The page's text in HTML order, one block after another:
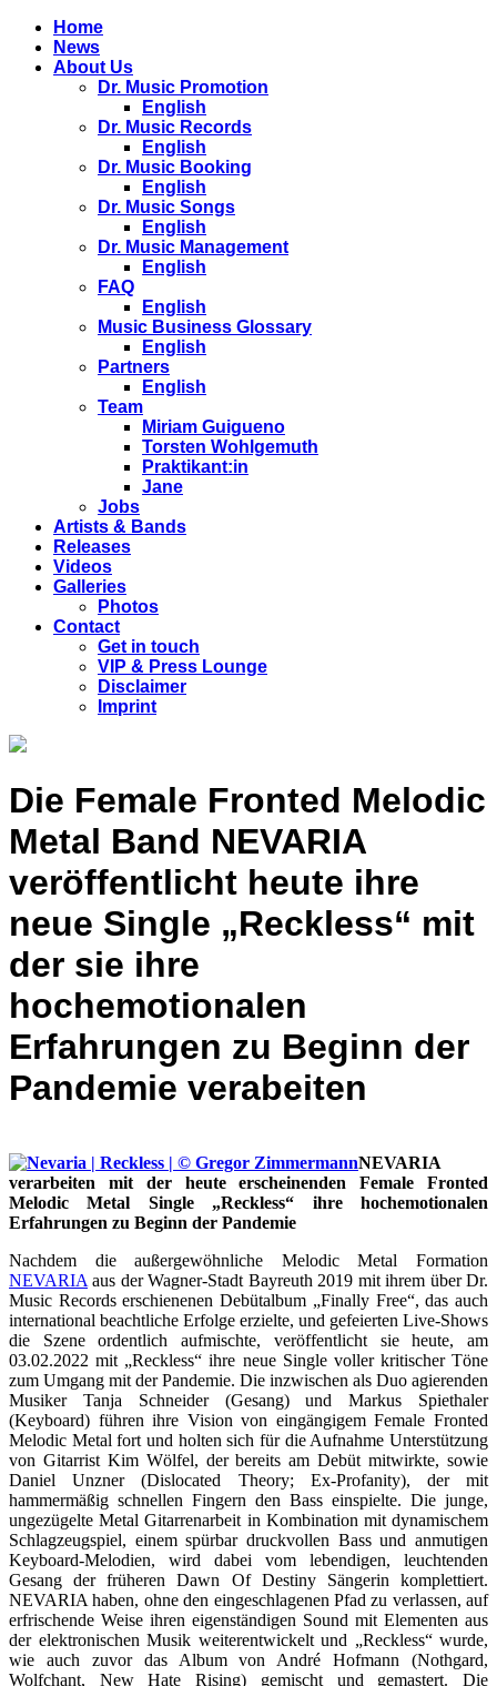
Home
News
About Us
Dr. Music Promotion
English
Dr. Music Records
English
Dr. Music Booking
English
Dr. Music Songs
English
Dr. Music Management
English
FAQ
English
Music Business Glossary
English
Partners
English
Team
Miriam Guigueno
Torsten Wohlgemuth
Praktikant:in
Jane
Jobs
Artists & Bands
Releases
Videos
Galleries
Photos
Contact
Get in touch
VIP & Press Lounge
Disclaimer
Imprint
Die Female Fronted Melodic
Metal Band NEVARIA
veröffentlicht heute ihre
neue Single „Reckless“ mit
der sie ihre
hochemotionalen
Erfahrungen zu Beginn der
Pandemie verabeiten
NEVARIA
verarbeiten mit der heute erscheinenden Female Fronted
Melodic Metal Single „Reckless“ ihre hochemotionalen
Erfahrungen zu Beginn der Pandemie
Nachdem die außergewöhnliche Melodic Metal Formation
NEVARIAaus der Wagner-Stadt Bayreuth 2019 mit ihrem über Dr.
Music Records erschienenen Debütalbum „Finally Free“, das auch
international beachtliche Erfolge erzielte, und gefeierten Live-Shows
die Szene ordentlich aufmischte, veröffentlicht sie heute, am
03.02.2022 mit „Reckless“ ihre neue Single voller kritischer Töne
zum Umgang mit der Pandemie. Die inzwischen als Duo agierenden
Musiker Tanja Schneider (Gesang) und Markus Spiethaler
(Keyboard) führen ihre Vision von eingängigem Female Fronted
Melodic Metal fort und holten sich für die Aufnahme Unterstützung
von Gitarrist Kim Wölfel, der bereits am Debüt mitwirkte, sowie
Daniel Unzner (Dislocated Theory; Ex-Profanity), der mit
hammermäßig schnellen Fingern den Bass einspielte. Die junge,
ungezügelte Metal Gitarrenarbeit in Kombination mit dynamischem
Schlagzeugspiel, einem spürbar druckvollen Bass und anmutigen
Keyboard-Melodien, wird dabei vom lebendigen, leuchtenden
Gesang der früheren Dawn Of Destiny Sängerin komplettiert.
NEVARIA haben, ohne den eingeschlagenen Pfad zu verlassen, auf
erfrischende Weise ihren eigenständigen Sound mit Elementen aus
der elektronischen Musik weiterentwickelt und „Reckless“ wurde,
wie auch zuvor das Album von André Hofmann (Nothgard,
Wolfchant, New Hate Rising) gemischt und gemastert. Die